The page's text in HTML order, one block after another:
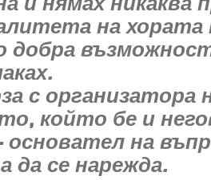
на хората
добра
с организатора
който бе и
основател на
да се нарежда.